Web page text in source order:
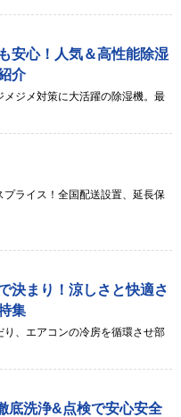
安心！人気＆高性能除湿
介
メジメ対策に大活躍の除湿機。最
プライス！全国配送設置、延長保
決まり！涼しさと快適さ
集
り、エアコンの冷房を循環させ部
底洗浄&点検で安心安全